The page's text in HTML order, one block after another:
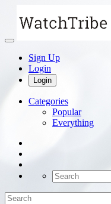
Sign Up
Login
Login
Categories
Popular
Everything